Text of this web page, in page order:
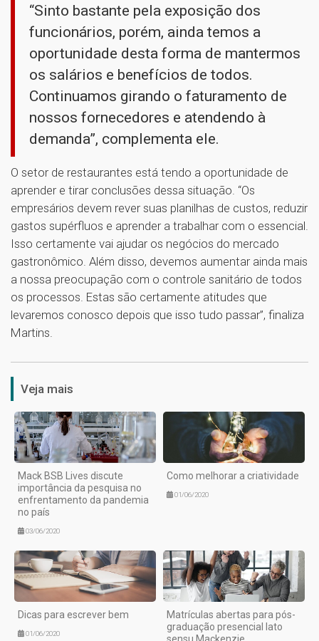
“Sinto bastante pela exposição dos
funcionários, porém, ainda temos a
oportunidade desta forma de mantermos
os salários e benefícios de todos.
Continuamos girando o faturamento de
nossos fornecedores e atendendo à
demanda”, complementa ele.
O setor de restaurantes está tendo a oportunidade de
aprender e tirar conclusões dessa situação. “Os
empresários devem rever suas planilhas de custos, reduzir
gastos supérfluos e aprender a trabalhar com o essencial.
Isso certamente vai ajudar os negócios do mercado
gastronômico. Além disso, devemos aumentar ainda mais
a nossa preocupação com o controle sanitário de todos
os processos. Estas são certamente atitudes que
levaremos conosco depois que isso tudo passar”, finaliza
Martins.
Veja mais
Mack BSB Lives discute
importância da pesquisa no
enfrentamento da pandemia
no país
03/06/2020
Como melhorar a criatividade
01/06/2020
Dicas para escrever bem
01/06/2020
Matrículas abertas para pós-
graduação presencial lato